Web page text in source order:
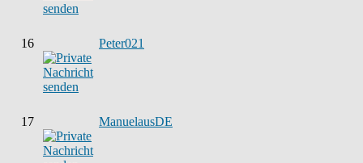
16 Peter021
17 ManuelausDE